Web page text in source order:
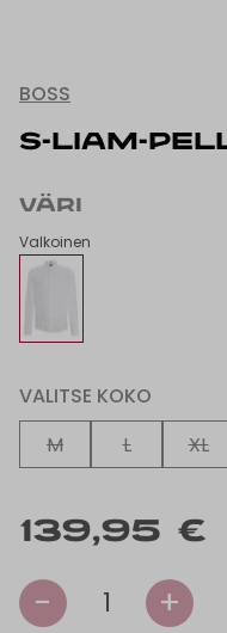
BOSS
S-LIAM-
VÄRI
Valkoinen
VALITSE KOKO
M
L XL
139,95 €
- 1 +